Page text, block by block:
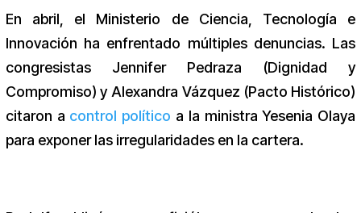
En abril, el Ministerio de Ciencia, Tecnología e
Innovación ha enfrentado múltiples denuncias. Las
congresistas Jennifer Pedraza (Dignidad y
Compromiso) y Alexandra Vázquez (Pacto Histórico)
citaron a control político a la ministra Yesenia Olaya
para exponer las irregularidades en la cartera.